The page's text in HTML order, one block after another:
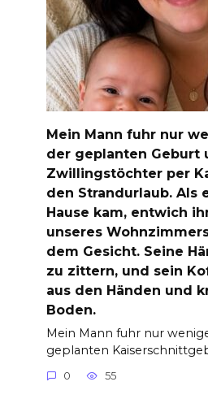
Mein Mann fuhr nur
der geplanten Geburt
Zwillingstöchter per
den Strandurlaub. Als
Hause kam, entwich
unseres
dem Gesicht. Seine
zu zittern, und sein
aus den Händen und
Boden.
Mein Mann fuhr nur
geplanten
0 55